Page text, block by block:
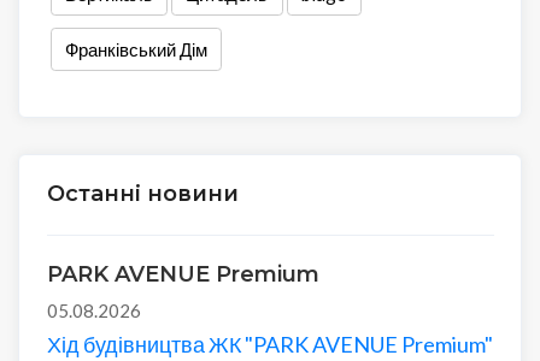
Франківський Дім
Останні новини
PARK AVENUE Premium
05.08.2026
Хід будівництва ЖК "PARK AVENUE Premium"